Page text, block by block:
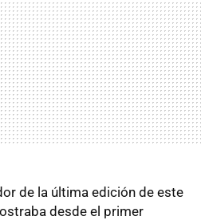
de la última edición de este
desde el primer